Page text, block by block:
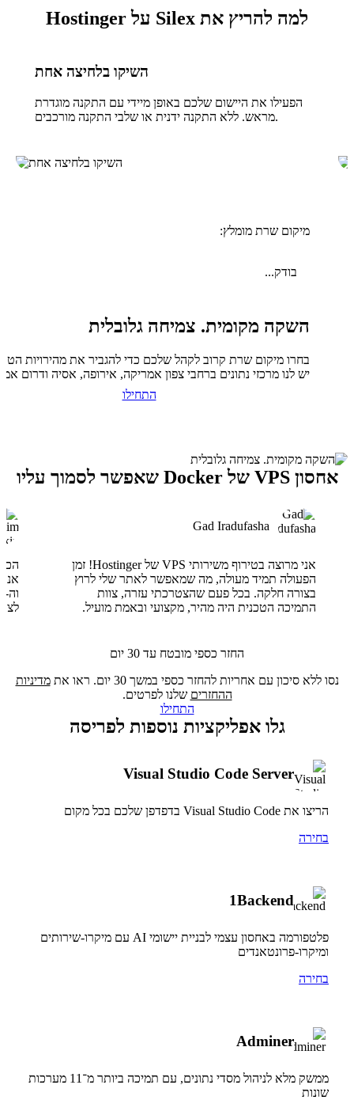
למה להריץ את Silex על Hostinger
השיקו בלחיצה אחת
הפעילו את היישום שלכם באופן מיידי עם התקנה מוגדרת
מראש. ללא התקנה ידנית או שלבי התקנה מורכבים.
מיקום שרת מומלץ:
בודק...
השקה מקומית. צמיחה גלובלית
בחרו מיקום שרת קרוב לקהל שלכם כדי להגביר את מהירויות
יש לנו מרכזי נתונים ברחבי צפון אמריקה, אירופה, אסיה ודרום
התחילו
אחסון VPS של Docker שאפשר לסמוך עליו
Gad Iradufasha
אני מרוצה בטירוף משירותי VPS של Hostinger! זמן
הפעולה תמיד מעולה, מה שמאפשר לאתר שלי לרוץ
בצורה חלקה. בכל פעם שהצטרכתי עזרה, צוות
התמיכה הטכנית היה מהיר, מקצועי ובאמת מועיל.
החזר כספי מובטח עד 30 יום
נסו ללא סיכון עם אחריות להחזר כספי במשך 30 יום. ראו את
מדיניות
ההחזרים שלנו לפרטים.
התחילו
גלו אפליקציות נוספות לפריסה
Visual Studio Code Server
הריצו את Visual Studio Code בדפדפן שלכם בכל מקום
בחירה
1Backend
פלטפורמה באחסון עצמי לבניית יישומי AI עם מיקרו-שירותים
ומיקרו-פרונטאנדים
בחירה
Adminer
ממשק מלא לניהול מסדי נתונים, עם תמיכה ביותר מ־11 מערכות
שונות